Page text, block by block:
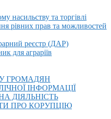
насильству та торгівлі
рівних прав та можливостей
реєстр (ДАР)
для аграріїв
ГРОМАДЯН
ІНФОРМАЦІЇ
ДІЯЛЬНІСТЬ
ПРО КОРУПЦІЮ